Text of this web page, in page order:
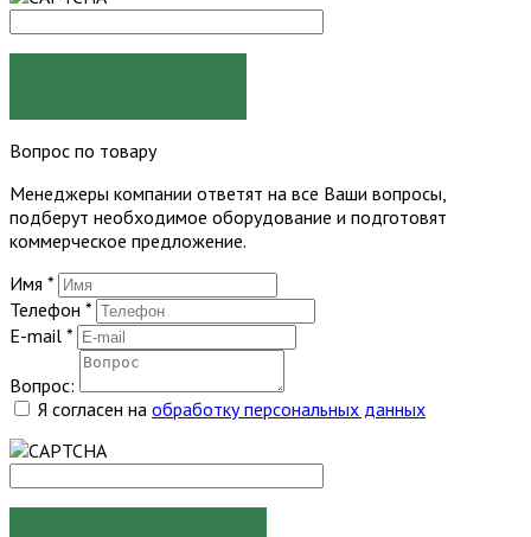
Вопрос по товару
Менеджеры компании ответят на все Ваши вопросы,
подберут необходимое оборудование и подготовят
коммерческое предложение.
Имя *
Телефон *
E-mail *
Вопрос:
Я согласен на обработку персональных данных